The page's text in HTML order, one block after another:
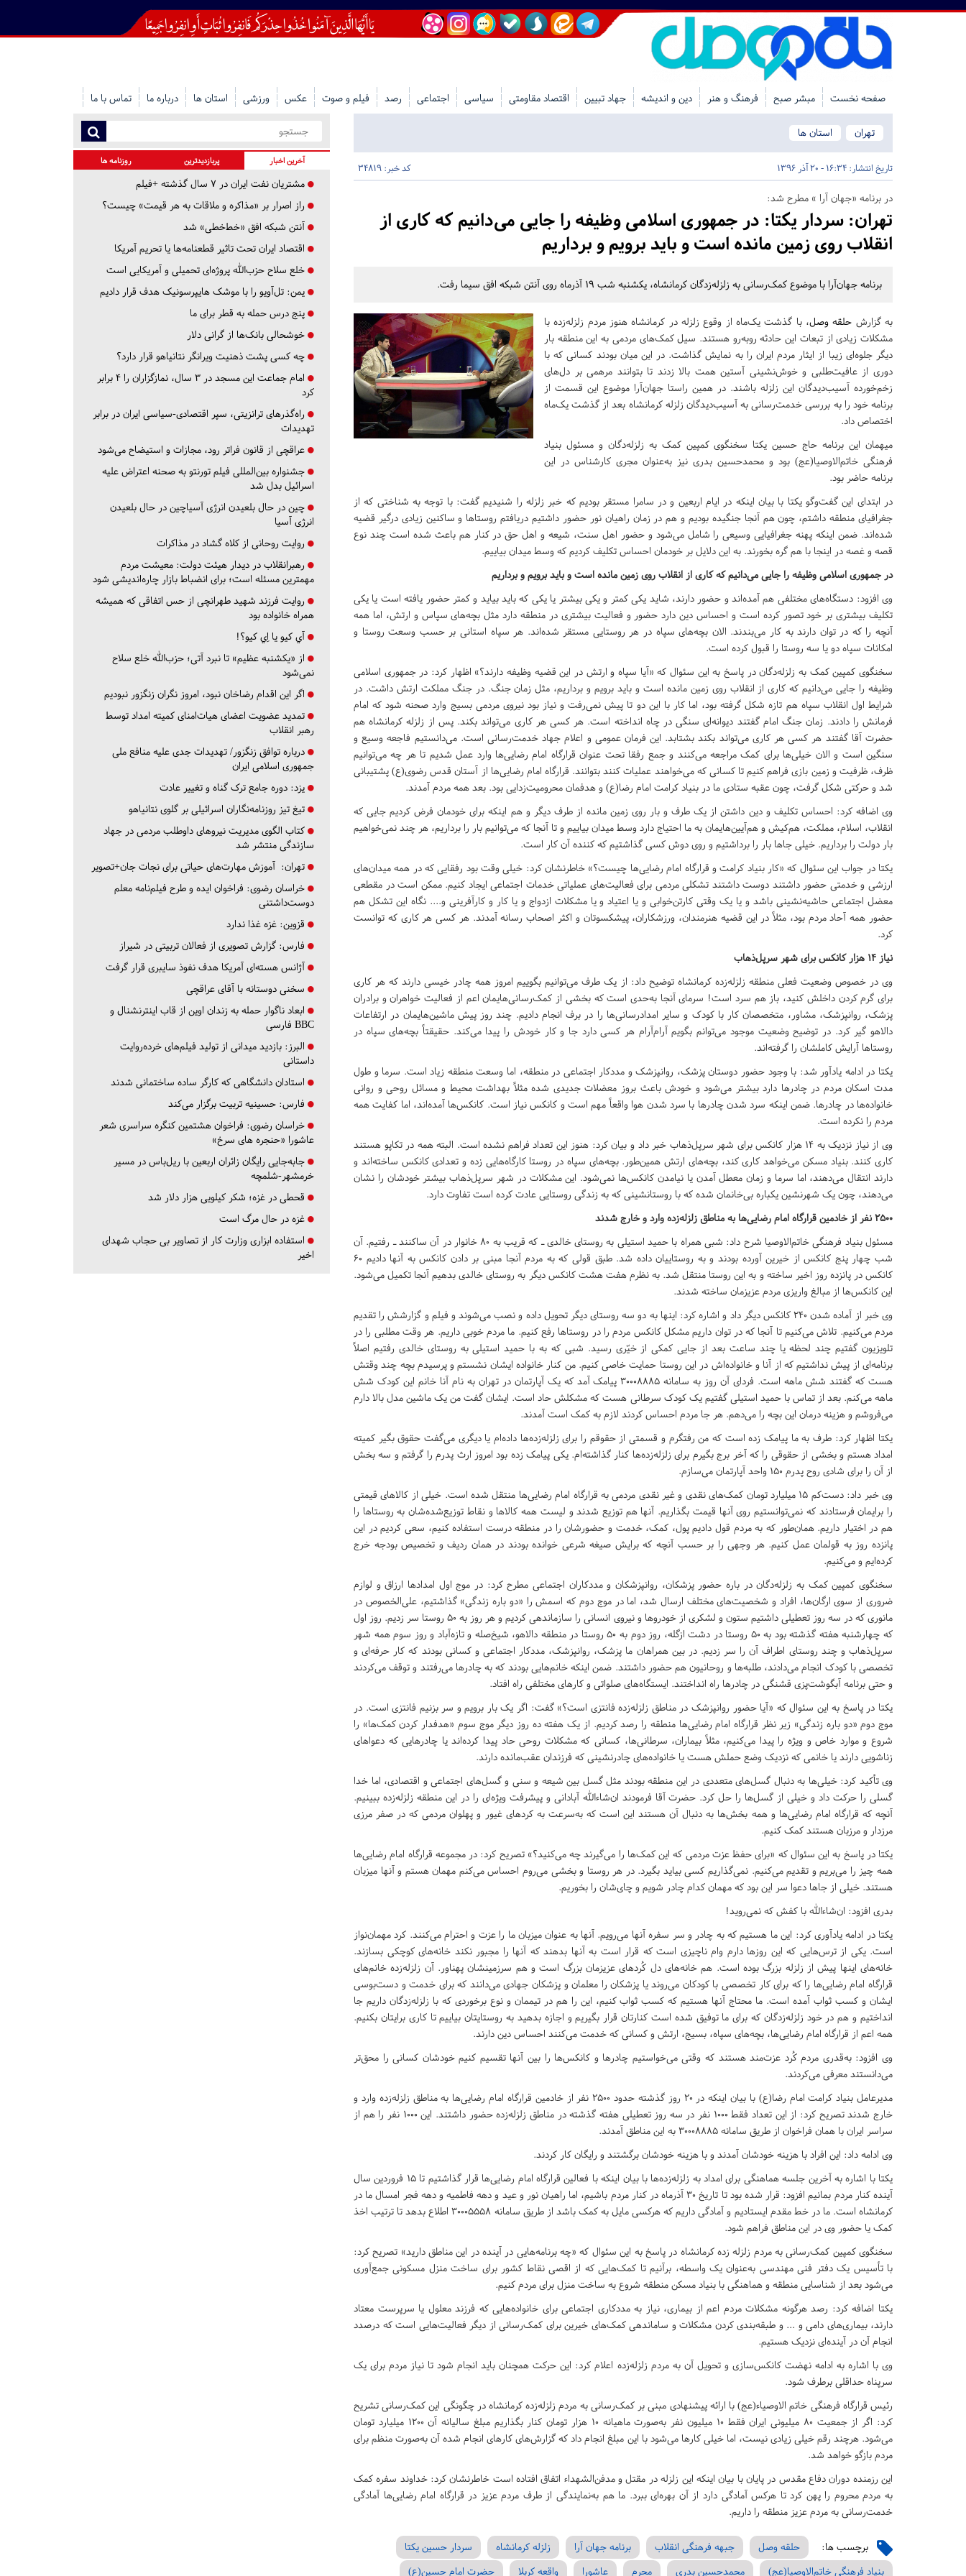
صفحه نخست مبشر صبح فرهنگ و هنر دین و اندیشه جهاد تبیین اقتصاد مقاومتی سیاسی اجتماعی رصد فیلم و صوت عکس ورزشی استان ها درباره ما تماس با ما
تهران استان ها
تاریخ انتشار: 16:34 - 20 آذر 1396 کد خبر: 34819
در برنامه «جهان آرا » مطرح شد:
تهران: سردار یکتا: در جمهوری اسلامی وظیفه را جایی می‌دانیم که کاری از
انقلاب روی زمین مانده است و باید برویم و برداریم
برنامه جهان‌آرا با موضوع کمک‌رسانی به زلزله‌زدگان کرمانشاه، یکشنبه شب 19 آذرماه روی آنتن شبکه افق سیما رفت.
به گزارش حلقه وصل،با گذشت یک‌ماه از وقوع زلزله در کرمانشاه هنوز مردم زلزله‌زده با
مشکلات زیادی از تبعات این حادثه روبه‌رو هستند. سیل کمک‌های مردمی به این منطقه بار
دیگر جلوه‌ای زیبا از ایثار مردم ایران را به نمایش گذاشت. در این میان بودند کسانی که با
دوری از عافیت‌طلبی و خوش‌نشینی آستین همت بالا زدند تا بتوانند مرهمی بر دل‌های
زخم‌خورده آسیب‌دیدگان این زلزله باشند. در همین راستا جهان‌آرا موضوع این قسمت از
برنامه خود را به بررسی خدمت‌رسانی به آسیب‌دیدگان زلزله کرمانشاه بعد از گذشت یک‌ماه
اختصاص داد.
میهمان این برنامه حاج حسین یکتا سخنگوی کمپین کمک به زلزله‌دگان و مسئول بنیاد
فرهنگی خاتم‌الاوصیا(عج) بود و محمدحسین بدری نیز به‌عنوان مجری کارشناس در این
برنامه حاضر بود.
در ابتدای این گفت‌وگو یکتا با بیان اینکه در ایام اربعین و در سامرا مستقر بودیم که خبر زلزله را شنیدیم گفت: با توجه به شناختی که از
جغرافیای منطقه داشتم، چون هم آنجا جنگیده بودیم و هم در زمان راهیان نور حضور داشتیم دریافتم روستاها و ساکنین زیادی درگیر قضیه
شده‌اند. ضمن اینکه پهنه جغرافیایی وسیعی را شامل می‌شود و حضور اهل سنت، شیعه و اهل حق در کنار هم باعث شده است چند نوع
قصه و غصه در اینجا با هم گره بخورند. به این دلایل بر خودمان احساس تکلیف کردیم که وسط میدان بیاییم.
در جمهوری اسلامی وظیفه را جایی می‌دانیم که کاری از انقلاب روی زمین مانده است و باید برویم و برداریم
وی افزود: دستگاه‌های مختلفی هم آمده‌اند و حضور دارند، شاید یکی کمتر و یکی بیشتر یا یکی که باید بیاید و کمتر حضور یافته است یا یکی
تکلیف بیشتری بر خود تصور کرده است و احساس دین دارد حضور و فعالیت بیشتری در منطقه دارد مثل بچه‌های سپاس و ارتش، اما همه
آنچه را که در توان دارند به کار می‌بندند. الان بچه‌های سپاه در هر روستایی مستقر شده‌اند. هر سپاه استانی بر حسب وسعت روستا و
امکانات سپاه دو یا سه روستا را قبول کرده است.
سخنگوی کمپین کمک به زلزله‌دگان در پاسخ به این سئوال که «آیا سپاه و ارتش در این قضیه وظیفه دارند؟» اظهار کرد: در جمهوری اسلامی
وظیفه را جایی می‌دانیم که کاری از انقلاب روی زمین مانده است و باید برویم و برداریم، مثل زمان جنگ. در جنگ مملکت ارتش داشت. در
شرایط اول انقلاب سپاه هم تازه شکل گرفته بود، اما کار با این دو تا پیش نمی‌رفت و نیاز بود نیروی مردمی بسیج وارد صحنه شود که امام
فرمانش را دادند. زمان جنگ امام گفتند دیوانه‌ای سنگی در چاه انداخته است. هر کسی هر کاری می‌تواند بکند. پس از زلزله کرمانشاه هم
حضرت آقا گفتند هر کسی هر کاری می‌تواند بکند بشتابد. این فرمان عمومی و اعلام جهاد خدمت‌رسانی است. می‌دانستیم فاجعه وسیع و
سنگین است و الان خیلی‌ها برای کمک مراجعه می‌کنند و جمع رفقا تحت عنوان قرارگاه امام رضایی‌ها وارد عمل شدیم تا هر چه می‌توانیم
ظرف، ظرفیت و زمین بازی فراهم کنیم تا کسانی که می‌خواهند عملیات کنند بتوانند. قرارگاه امام رضایی‌ها از آستان قدس رضوی(ع) پشتیبانی
شد و حرکتی شکل گرفت، چون عقبه ستادی ما در بنیاد کرامت امام رضا(ع) و هدفمان محرومیت‌زدایی بود. بعد همه مردم آمدند.
وی اضافه کرد: احساس تکلیف و دین داشتن از یک طرف و بار روی زمین مانده از طرف دیگر و هم اینکه برای خودمان فرض کردیم جایی که
انقلاب، اسلام، مملکت، هم‌کیش و هم‌آیین‌هایمان به ما احتیاج دارد وسط میدان بیاییم و تا آنجا که می‌توانیم بار را برداریم، هر چند نمی‌خواهیم
بار دولت را برداریم. خیلی جاها بار را برداشتیم و روی دوش کسی گذاشتیم که کننده آن کار است.
یکتا در جواب این سئوال که «کار بنیاد کرامت و قرارگاه امام رضایی‌ها چیست؟» خاطرنشان کرد: خیلی وقت بود رفقایی که در همه میدان‌های
ارزشی و خدمتی حضور داشتند دوست داشتند تشکلی مردمی برای فعالیت‌های عملیاتی خدمات اجتماعی ایجاد کنیم. ممکن است در مقطعی
معضل اجتماعی حاشیه‌نشینی باشد و یا یک وقتی کارتن‌خوابی و یا اعتیاد و یا مشکلات ازدواج و یا کار و کارآفرینی و.... نگاه این تشکل هم
حضور همه آحاد مردم بود، مثلاً در این قضیه هنرمندان، ورزشکاران، پیشکسوتان و اکثر اصحاب رسانه آمدند. هر کسی هر کاری که توانست
کرد.
نیاز 14 هزار کانکس برای شهر سرپل‌ذهاب
وی در خصوص وضعیت فعلی منطقه زلزله‌زده کرمانشاه توضیح داد: از یک طرف می‌توانیم بگوییم امروز همه چادر خیسی دارند که هر کاری
برای گرم کردن داخلش کنید، باز هم سرد است! سرمای آنجا به‌حدی است که بخشی از کمک‌رسانی‌هایمان اعم از فعالیت خواهران و برادران
پزشک، روانپزشک، مشاور، متخصصان کار با کودک و سایر امدادرسانی‌ها را در برف انجام دادیم. چند روز پیش ماشین‌هایمان در ارتفاعات
دالاهو گیر کرد. در توضیح وضعیت موجود می‌توانم بگویم آرام‌آرام هر کسی دارد جا و کار خودش را پیدا می‌کند. حقیقتاً بچه‌های سپاه در
روستاها آرایش کاملشان را گرفته‌‌اند.
یکتا در ادامه یادآور شد: با وجود حضور دوستان پزشک، روانپزشک و مددکار اجتماعی در منطقه، اما وسعت منطقه زیاد است. سرما و طول
مدت اسکان مردم در چادرها دارد بیشتر می‌شود و خودش باعث بروز معضلات جدیدی شده مثلاً بهداشت محیط و مسائل روحی و روانی
خانواده‌ها در چادرها. ضمن اینکه سرد شدن چادرها با سرد شدن هوا واقعاً مهم است و کانکس نیاز است. کانکس‌ها آمده‌اند، اما کفایت همه
مردم را نکرده است.
وی از نیاز نزدیک به 14 هزار کانکس برای شهر سرپل‌ذهاب خبر داد و بیان کرد: هنوز این تعداد فراهم نشده است. البته همه در تکاپو هستند
کاری کنند. بنیاد مسکن می‌خواهد کاری کند، بچه‌های ارتش همین‌طور. بچه‌های سپاه در روستا کارگاه‌هایی زده‌ و تعدادی کانکس ساخته‌اند و
دارند انتقال می‌دهند، اما سرما و زمان معطل آمدن یا نیامدن کانکس‌ها نمی‌شود. این مشکلات در شهر سرپل‌ذهاب بیشتر خودشان را نشان
می‌دهند، چون یک شهرنشین یکباره بی‌خانمان شده که با روستانشینی که به زندگی روستایی عادت کرده است تفاوت دارد.
2500 نفر از خادمین قرارگاه امام رضایی‌ها به مناطق زلزله‌زده وارد و خارج شدند
مسئول بنیاد فرهنگی خاتم‌الاوصیا شرح داد: شبی همراه با حمید استیلی به روستای خالدی ـ که قریب به 80 خانوار در آن ساکنند ـ رفتیم. آن
شب چهار پنج کانکس از خیرین آورده بودند و به روستاییان داده شد. طبق قولی که به مردم آنجا مبنی بر دادن کانکس به آنها دادیم 60
کانکس در پانزده روز اخیر ساخته و به این روستا منتقل شد. به نظرم هفت هشت کانکس دیگر به روستای خالدی بدهیم آنجا تکمیل می‌شود.
این کانکس‌ها از مبالغ واریزی مردم عزیزمان ساخته شدند.
وی خبر از آماده شدن 240 کانکس دیگر داد و اشاره کرد: اینها به دو سه روستای دیگر تحویل داده و نصب می‌شوند و فیلم و گزارشش را تقدیم
مردم می‌کنیم. تلاش می‌کنیم تا آنجا که در توان داریم مشکل کانکس مردم را در روستاها رفع کنیم. ما مردم خوبی داریم. هر وقت مطلبی را در
تلویزیون گفتیم چند لحظه یا چند ساعت بعد از جایی کمکی از خیّری رسید. شبی که به با حمید استیلی به روستای خالدی رفتیم اصلاً
برنامه‌ای از پیش نداشتیم که از آنا و خانواده‌اش در این روستا حمایت خاصی کنیم. من کنار خانواده ایشان نشستم و پرسیدم بچه چند وقتش
هست که گفتند شش ماهه است. فردای آن روز به سامانه 30008885 پیامک آمد که یک آپارتمان در تهران به نام آنا خانم این کودک شش
ماهه می‌کنم. بعد از تماس با حمید استیلی گفتیم یک کودک سرطانی هست که مشکلش حاد است. ایشان گفت من یک ماشین مدل بالا دارم
می‌فروشم و هزینه درمان این بچه را می‌دهم. هر جا مردم احساس کردند لازم به کمک است آمدند.
یکتا اظهار کرد: طرف به ما پیامک زده است که من رفتگرم و قسمتی از حقوقم را برای زلزله‌زده‌ها داده‌ام یا دیگری می‌گفت حقوق ‌بگیر کمیته
امداد هستم و بخشی از حقوقی را که آخر برج بگیرم برای زلزله‌زده‌ها کنار گذاشته‌ام. یکی پیامک زده بود امروز ارث پدرم را گرفتم و سه بخش
از آن را برای شادی روح پدرم 150 واحد آپارتمان می‌سازم.
وی خبر داد: دست‌کم 15 میلیارد تومان کمک‌های نقدی و غیر نقدی مردمی به قرارگاه امام رضایی‌ها منتقل شده است. خیلی از کالاهای قیمتی
را برایمان فرستادند که نمی‌توانستیم روی آنها قیمت بگذاریم. آنها هم توزیع شدند و لیست همه کالاها و نقاط توزیع‌شده‌شان به روستاها را
هم در اختیار داریم. همان‌طور که به مردم قول دادیم پول، کمک، خدمت و حضورشان را در منطقه درست استفاده کنیم، سعی کردیم در این
پانزده روز به قولمان عمل کنیم. هر وجهی را بر حسب آنچه که برایش صیغه شرعی خوانده بودند در همان ردیف و تخصیص بودجه خرج
کرده‌ایم و می‌کنیم.
سخنگوی کمپین کمک به زلزله‌دگان در باره حضور پزشکان، روانپزشکان و مددکاران اجتماعی مطرح کرد: در موج اول امدادها ارزاق و لوازم
ضروری از سوی ارگان‌ها، افراد و شخصیت‌های مختلف ارسال شد، اما در موج دوم که اسمش را «دو باره زندگی» گذاشتیم، علی‌الخصوص در
مانوری که در سه روز تعطیلی داشتیم ستون و لشکری از خودروها و نیروی انسانی را سازماندهی کردیم و هر روز به 50 روستا سر زدیم. روز اول
که چهارشنبه هفته گذشته بود به 50 روستا در دشت ازگله، روز دوم به 50 روستا در منطقه دالاهو، شیخ‌صله و تازه‌آباد و روز سوم همه شهر
سرپل‌ذهاب و چند روستای اطراف آن را سر زدیم. در بین همراهان ما پزشک، روانپزشک، مددکار اجتماعی و کسانی بودند که کار حرفه‌ای و
تخصصی با کودک انجام می‌دادند، طلبه‌ها و روحانیون هم حضور داشتند. ضمن اینکه خانم‌هایی بودند که به چادرها می‌رفتند و توقف می‌کردند
و حتی برنامه آبگوشت‌پزی قشنگی در چادرها راه انداختند. ایستگاه‌های صلواتی و کارهای مختلفی راه افتاد.
یکتا در پاسخ به این سئوال که «آیا حضور روانپزشک در مناطق زلزله‌زده فانتزی است؟» گفت: اگر یک بار برویم و سر بزنیم فانتزی است. در
موج دوم «دو باره زندگی» زیر نظر قرارگاه امام رضایی‌ها منطقه را رصد کردیم. از یک هفته ده روز دیگر موج سوم «هدفدار کردن کمک‌ها» را
شروع و موارد خاص و ویژه را پیدا می‌کنیم، مثلاً بیماران، سرطانی‌ها، کسانی که مشکلات روحی حاد پیدا کرده‌اند یا چادرهایی که دعواهای
زناشویی دارند یا خانمی که نزدیک وضع حملش هست یا خانواده‌های چادرنشینی که فرزندان عقب‌مانده دارند.
وی تأکید کرد: خیلی‌ها به دنبال گسل‌های متعددی در این منطقه بودند مثل گسل بین شیعه و سنی و گسل‌های اجتماعی و اقتصادی، اما خدا
گسلی را حرکت داد و خیلی از گسل‌ها را حل کرد. حضرت آقا فرمودند ان‌شاءالله آبادانی و پیشرفت ویژه‌ای را در این منطقه زلزله‌زده ببینیم.
آنچه که قرارگاه امام رضایی‌ها و همه بخش‌ها به دنبال آن هستند این است که به‌سرعت به کردهای غیور و پهلوان مردمی که در صفر مرزی
مرزدار و مرزبان هستند کمک کنیم.
یکتا در پاسخ به این سئوال که «برای حفظ عزت مردمی که این کمک‌ها را می‌گیرند چه می‌کنید؟» تصریح کرد: در مجموعه قرارگاه امام رضایی‌ها
همه چیز را می‌بریم و تقدیم می‌کنیم. نمی‌گذاریم کسی بیاید بگیرد. در هر روستا و بخشی می‌روم احساس می‌کنم مهمان هستم و آنها میزبان
هستند. خیلی از جاها دعوا سر این بود که مهمان کدام چادر شویم و چای‌شان را بخوریم.
بدری افزود: ان‌شاءالله با کفش که نمی‌روید!
یکتا در ادامه یادآوری کرد: این ما هستیم که به چادر و سر سفره آنها می‌رویم. آنها به عنوان میزبان ما را عزت و احترام می‌کنند. کرد مهمان‌نواز
است. یکی از ترس‌هایی که این روزها دارم وام ناچیزی است که قرار است به آنها بدهند که آنها را مجبور نکند خانه‌های کوچکی بسازند.
خانه‌های اینها پیش از زلزله بزرگ بوده است. هم خانه‌های دل کُردهای عزیزمان بزرگ است و هم سرزمینشان پهناور. آن زلزله‌زده خانم‌های
قرارگاه امام رضایی‌ها را که برای کار تخصصی با کودکان می‌روند یا پزشکان را معلمان و پزشکان جهادی می‌دانند که برای خدمت و دست‌بوسی
ایشان و کسب ثواب آمده است. ما محتاج آنها هستیم که کسب ثواب کنیم، این را هم در تیممان و نوع برخوردی که با زلزله‌زدگان داریم جا
انداختیم و هم در خود زلزله‌زدگان که برای ما توفیق شده است کنارتان قرار بگیریم و اجازه بدهید به روستایتان بیاییم تا کاری برایتان بکنیم.
همه اعم از قرارگاه امام رضایی‌ها، بچه‌های سپاه، بسیج، ارتش و کسانی که خدمت می‌کنند احساس دین دارند.
وی افزود: به‌قدری مردم کُرد عزت‌مند هستند که وقتی می‌خواستیم چادرها و کانکس‌ها را بین آنها تقسیم کنیم خودشان کسانی را محق‌تر
می‌دانستند معرفی می‌کردند.
مدیرعامل بنیاد کرامت امام رضا(ع) با بیان اینکه در 20 روز گذشته حدود 2500 نفر از خادمین قرارگاه امام رضایی‌ها به مناطق زلزله‌زده وارد و
خارج شدند تصریح کرد: از این تعداد فقط 1000 نفر در سه روز تعطیلی هفته گذشته در مناطق زلزله‌زده حضور داشتند. این 1000 نفر را هم از
سراسر ایران با همان فراخوان از طریق سامانه 30008885 به این مناطق آمدند.
وی ادامه داد: این افراد با هزینه خودشان آمدند و با هزینه خودشان برگشتند و رایگان کار کردند.
یکتا با اشاره به آخرین جلسه‌ هماهنگی برای امداد به زلزله‌زده‌ها با بیان اینکه با فعالین قرارگاه امام رضایی‌ها قرار گذاشتیم تا 15 فروردین سال
آینده کنار مردم بمانیم افزود: قرار شده بود تا تاریخ 30 آذرماه در کنار مردم باشیم، اما راهیان نور و عید و دهه فاطمیه و دهه فجر امسال ما در
کرمانشاه است. ما در خط مقدم ایستادیم و آمادگی داریم که هرکسی مایل به کمک باشد از طریق سامانه 30005558 اطلاع بدهد تا ترتیب اخذ
کمک یا حضور وی در این مناطق فراهم شود.
سخنگوی کمپین کمک‌رسانی به مردم زلزله زده کرمانشاه در پاسخ به این سئوال که «چه برنامه‌هایی در آینده در این مناطق دارید» تصریح کرد:
با تأسیس یک دفتر فنی مهندسی به‌عنوان یک واسطه، برآنیم تا کمک‌هایی که از اقصی نقاط کشور برای ساخت منزل مسکونی جمع‌آوری
می‌شود بعد از شناسایی منطقه و هماهنگی با بنیاد مسکن منطقه شروع به ساخت منزل برای مردم کنیم.
یکتا اضافه کرد: رصد هرگونه مشکلات مردم اعم از بیماری، نیاز به مددکاری اجتماعی برای خانواده‌هایی که فرزند معلول یا سرپرست معتاد
دارند، بیماری‌های دامی و ... و طبقه‌بندی کردن مشکلات و ساماندهی کمک‌های خیرین برای کمک‌رسانی از دیگر فعالیت‌هایی است که درصدد
انجام آن در آینده‌ای نزدیک هستیم.
وی با اشاره به ادامه نهضت کانکس‌سازی و تحویل آن به مردم زلزله‌زده اعلام کرد: این حرکت همچنان باید انجام شود تا نیاز مردم برای یک
سرپناه حداقلی برطرف شود.
رئیس قرارگاه فرهنگی خاتم الاوصیاء(عج) با ارائه پیشنهادی مبنی بر کمک‌رسانی به مردم زلزله‌زده کرمانشاه در چگونگی این کمک‌رسانی تشریح
کرد: اگر از جمعیت 80 میلیونی ایران فقط 10 میلیون نفر به‌صورت ماهیانه 10 هزار تومان کنار بگذاریم مبلغ سالیانه آن 1200 میلیارد تومان
می‌شود. هرچند رقم خیلی زیادی نیست، اما خیلی کارها می‌شود با این مبلغ انجام داد که گزارش‌های کارهای انجام شده آن به‌صورت منظم برای
مردم بازگو خواهد شد.
این رزمنده دوران دفاع مقدس در پایان با بیان اینکه این زلزله در مقتل و مدفن‌الشهداء اتفاق افتاده است خاطرنشان کرد: خداوند سفره کمک
به مردم محروم را پهن کرد تا هرکس آمادگی دارد از آن بهره‌ای ببرد. ما هم به‌نمایندگی از طرف مردم عزیز در قرارگاه امام رضایی‌ها آمادگی
خدمت‌رسانی به مردم عزیز منطقه را داریم.
برچسب ها: حلقه وصل جبهه فرهنگی انقلاب برنامه جهان آرا زلزله کرمانشاه
سردار حسین یکتا
بنیاد فرهنگی خاتم‌الاوصیا(عج)
محمدحسین بدری محرم عاشورا واقعه کربلا حضرت امام حسین(ع)
آخرین اخبار پربازدیدترین روزنامه ها
مشتریان نفت ایران در ۷ سال گذشته +فیلم
راز اصرار بر «مذاکره و ملاقات به هر قیمت» چیست؟
آنتن شبکه افق «خط‌خطی» شد
اقتصاد ایران تحت تاثیر قطعنامه‌ها یا تحریم‌ آمریکا
خلع سلاح حزب‌الله پروژه‌ای تحمیلی و آمریکایی است
یمن: تل‌آویو را با موشک هایپرسونیک هدف قرار دادیم
پنج درس‌ حمله به قطر برای ما
خوشحالی بانک‌ها از گرانی دلار
چه کسی پشت ذهنیت ویرانگر نتانیاهو قرار دارد؟
امام جماعت این مسجد در ۳ سال، نمازگزاران را ۴ برابر
کرد
راه‌گذرهای ترانزیتی، سپر اقتصادی-سیاسی ایران در برابر
تهدیدات
عراقچی از قانون فراتر رود، مجازات و استیضاح می‌شود
جشنواره بین‌المللی فیلم تورنتو به صحنه اعتراض علیه
اسرائیل بدل شد
چین در حال بلعیدن انرژی آسیاچین در حال بلعیدن
انرژی آسیا
روایت روحانی از کلاه گشاد در مذاکرات
رهبرانقلاب در دیدار هیئت دولت: معیشت مردم
مهمترین مسئله است؛ برای انضباط بازار چاره‌اندیشی شود
روایت فرزند شهید طهرانچی از حس اتفاقی که همیشه
همراه خانواده بود
آي كيو يا اِي كيو؟!
از «یکشنبه عظیم» تا نبرد آتی؛ حزب‌الله خلع سلاح
نمی‌شود
اگر این اقدام رضاخان نبود، امروز نگران زنگزور نبودیم
تمدید عضویت اعضای هیات‌امنای کمیته امداد توسط
رهبر انقلاب
درباره توافق زنگزور/ تهدیدات جدی علیه منافع ملی
جمهوری اسلامی ایران
یزد: دوره جامع ترک گناه و تغییر عادت
تیغ تیز روزنامه‌نگاران اسرائیلی بر گلوی نتانیاهو
کتاب الگوی مدیریت نیروهای داوطلب مردمی در جهاد
سازندگی منتشر شد
تهران: آموزش مهارت‌های حیاتی برای نجات جان+تصویر
خراسان رضوی: فراخوان ایده و طرح فیلم‌نامه معلم
دوست‌داشتنی
قزوین: غزه غذا ندارد
فارس: گزارش تصویری از فعالان تربیتی در شیراز
آژانس هسته‌ای آمریکا هدف نفوذ سایبری قرار گرفت
سخنی دوستانه با آقای عراقچی
ابعاد ناگوار حمله به زندان اوین از قاب اینترنشنال و
BBC فارسی
البرز: بازدید میدانی از تولید فیلم‌های خرده‌روایت
داستانی
استادان دانشگاهی که کارگر ساده ساختمانی شدند
فارس: حسینیه تربیت برگزار می‌کند
خراسان رضوی: فراخوان هشتمین کنگره سراسری شعر
عاشورا «حنجره های سرخ»
جابه‌جایی رایگان زائران اربعین با ریل‌باس در مسیر
خرمشهر-شلمچه
قحطی در غزه؛ شکر کیلویی هزار دلار شد
غزه در حال مرگ است
استفاده ابزاری وزارت کار از تصاویر بی حجاب شهدای
اخیر